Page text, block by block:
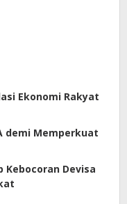
Ekonomi Rakyat
demi Memperkuat
Kebocoran Devisa